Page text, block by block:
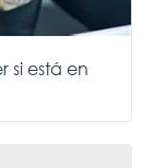
si está en